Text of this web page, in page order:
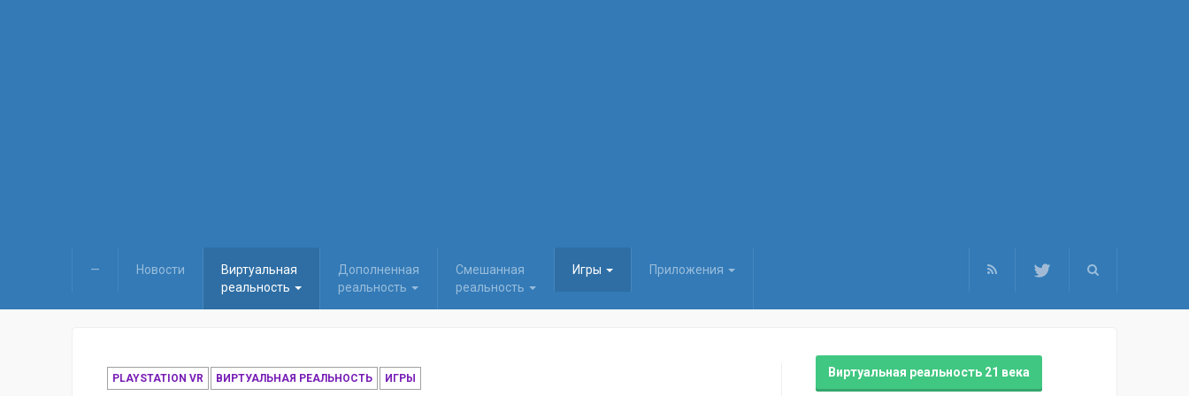
— Новости
Виртуальная
реальность
Дополненная
реальность
Смешанная
реальность
Игры Приложения
PLAYSTATION VR ВИРТУАЛЬНАЯ РЕАЛЬНОСТЬ ИГРЫ Виртуальная реальность 21 века